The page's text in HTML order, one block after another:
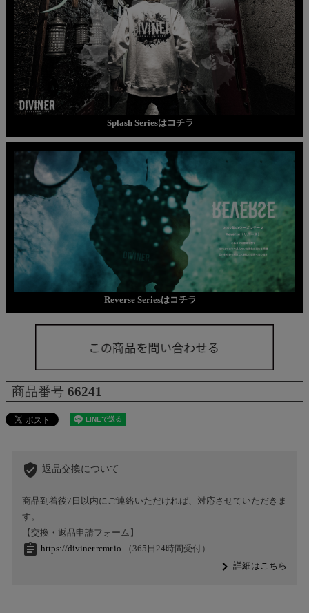
Splash Seriesはコチラ
Reverse Seriesはコチラ
商品番号 66241
verified_user 返品交換について
商品到着後7日以内にご連絡いただければ、対応させていただきま
す。
【交換・返品申請フォーム】
assignment https://diviner.rcmr.io （365日24時間受付）
navigate_next詳細はこちら